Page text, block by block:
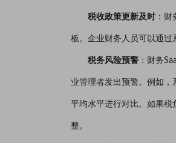
税收政策更新及时 ：
板。企业财务人员可以通过
税务风险预警 ：财务
业管理者发出预警。例如
平均水平进行对比。如果税
整。